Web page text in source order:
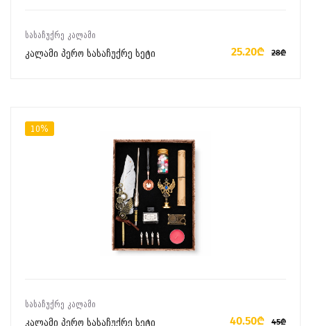
ᲡᲐᲡᲐᲩᲣᲥᲠᲔ ᲙᲐᲚᲐᲛᲘ
კალამი პერო სასაჩუქრე სეტი 25.20₾ 28₾
10%
ᲡᲐᲡᲐᲩᲣᲥᲠᲔ ᲙᲐᲚᲐᲛᲘ
კალამი პერო სასაჩუქრე სეტი 40.50₾ 45₾